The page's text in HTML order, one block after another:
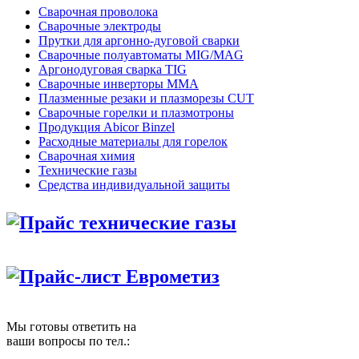
Сварочная проволока
Сварочные электроды
Прутки для аргонно-дуговой сварки
Сварочные полуавтоматы MIG/MAG
Аргонодуговая сварка TIG
Сварочные инверторы MMA
Плазменные резаки и плазморезы CUT
Сварочные горелки и плазмотроны
Продукция Abicor Binzel
Расходные материалы для горелок
Сварочная химия
Технические газы
Средства индивидуальной защиты
Прайс технические газы
Прайс-лист Еврометиз
Мы готовы ответить на
ваши вопросы по тел.: